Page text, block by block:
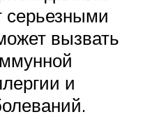
серьезными
вызвать
и